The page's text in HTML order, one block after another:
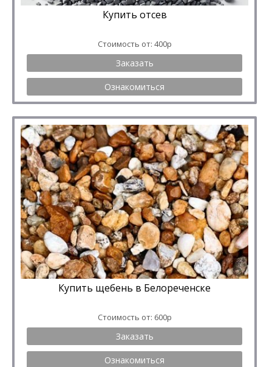
Купить отсев
Стоимость от: 400р
Заказать
Ознакомиться
Купить щебень в Белореченске
Стоимость от: 600р
Заказать
Ознакомиться